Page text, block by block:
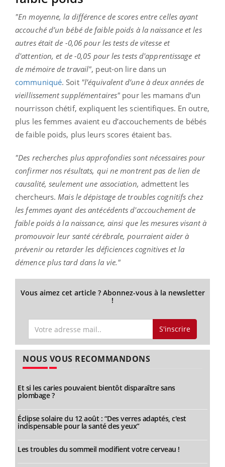
"En moyenne, la différence de scores entre celles ayant
accouché d’un bébé de faible poids à la naissance et les
autres était de -0,06 pour les tests de vitesse et
d'attention, et de -0,05 pour les tests d'apprentissage et
de mémoire de travail", peut-on lire dans un
communiqué. Soit "l’équivalent d’une à deux années de
vieillissement supplémentaires" pour les mamans d’un
nourrisson chétif, expliquent les scientifiques. En outre,
plus les femmes avaient eu d’accouchements de bébés
de faible poids, plus leurs scores étaient bas.
"Des recherches plus approfondies sont nécessaires pour
confirmer nos résultats, qui ne montrent pas de lien de
causalité, seulement une association, admettent les
chercheurs. Mais le dépistage de troubles cognitifs chez
les femmes ayant des antécédents d'accouchement de
faible poids à la naissance, ainsi que les mesures visant à
promouvoir leur santé cérébrale, pourraient aider à
prévenir ou retarder les déficiences cognitives et la
démence plus tard dans la vie."
Vous aimez cet article ? Abonnez-vous à la newsletter
!
S'inscrire
NOUS VOUS RECOMMANDONS
Et si les caries pouvaient bientôt disparaître sans
plombage ?
Éclipse solaire du 12 août : “Des verres adaptés, c'est
indispensable pour la santé des yeux”
Les troubles du sommeil modifient votre cerveau !